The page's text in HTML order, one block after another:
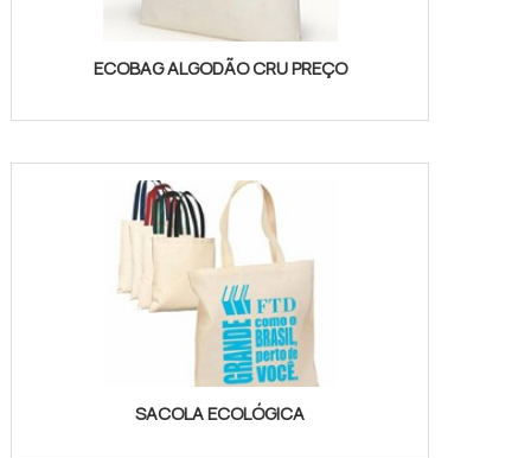
ECOBAG ALGODÃO CRU PREÇO
SACOLA ECOLÓGICA